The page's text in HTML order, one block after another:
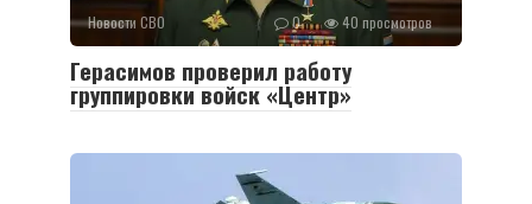
Новости СВО 0 40 просмотров
Герасимов проверил работу
группировки войск «Центр»